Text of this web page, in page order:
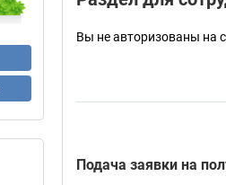
Вы не авторизованы на
Подача заявки на